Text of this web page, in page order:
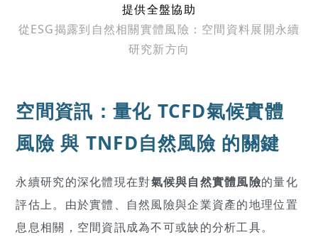
提供全盤協助
從ESG揭露到自然相關實體風險：空間資料展開永續
研究新方向
空間資訊：量化 TCFD氣候實體
風險 與 TNFD自然風險 的關鍵
永續研究的深化體現在對氣候與自然實體風險的量化
評估上。由於實體、自然風險與企業資產的地理位置
息息相關，空間資訊成為不可或缺的分析工具。